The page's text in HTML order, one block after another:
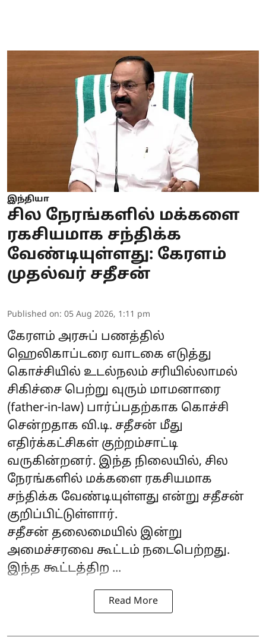
இந்தியா
சில நேரங்களில் மக்களை
ரகசியமாக சந்திக்க
வேண்டியுள்ளது: கேரளம்
முதல்வர் சதீசன்
Published on: 05 Aug 2026, 1:11 pm
கேரளம் அரசுப் பணத்தில்
ஹெலிகாப்டரை வாடகை எடுத்து
கொச்சியில் உடல்நலம் சரியில்லாமல்
சிகிச்சை பெற்று வுரும் மாமனாரை
(father-in-law) பார்ப்பதற்காக கொச்சி
சென்றதாக வி.டி. சதீசன் மீது
எதிர்க்கட்சிகள் குற்றம்சாட்டி
வருகின்றனர். இந்த நிலையில், சில
நேரங்களில் மக்களை ரகசியமாக
சந்திக்க வேண்டியுள்ளது என்று சதீசன்
குறிப்பிட்டுள்ளார்.
சதீசன் தலைமையில் இன்று
அமைச்சரவை கூட்டம் நடைபெற்றது.
இந்த கூட்டத்திற ...
Read More